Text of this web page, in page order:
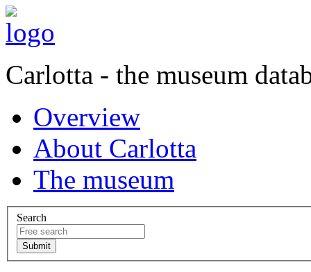
Carlotta - the museum
Overview
About Carlotta
The museum
Search